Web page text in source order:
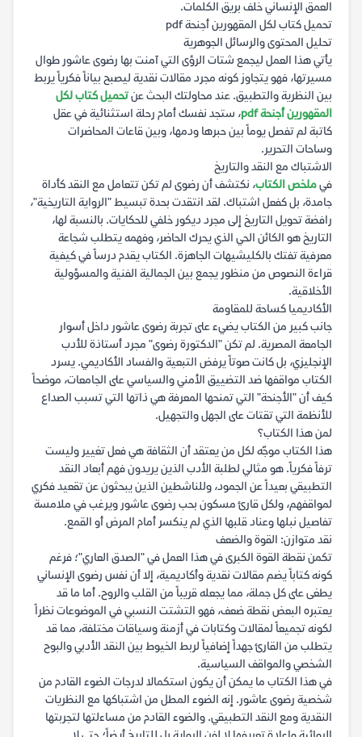
العمق الإنساني خلف بريق الكلمات.
تحميل كتاب لكل المقهورين أجنحة pdf
تحليل المحتوى والرسائل الجوهرية
يأتي هذا العمل ليجمع شتات الرؤى التي آمنت بها رضوى عاشور طوال
مسيرتها، فهو يتجاوز كونه مجرد مقالات نقدية ليصبح بياناً فكرياً يربط
بين النظرية والتطبيق. عند محاولتك البحث عنتحميل كتاب لكل
المقهورين أجنحة pdf
، ستجد نفسك أمام رحلة استثنائية في عقل
كاتبة لم تفصل يوماً بين حبرها ودمها، وبين قاعات المحاضرات
وساحات التحرير.
الاشتباك مع النقد والتاريخ
فيملخص الكتاب، نكتشف أن رضوى لم تكن تتعامل مع النقد كأداة
جامدة، بل كفعل اشتباك. لقد انتقدت بحدة تبسيط "الرواية التاريخية"،
رافضة تحويل التاريخ إلى مجرد ديكور خلفي للحكايات. بالنسبة لها،
التاريخ هو الكائن الحي الذي يحرك الحاضر، وفهمه يتطلب شجاعة
معرفية تفتك بالكليشيهات الجاهزة. الكتاب يقدم درساً في كيفية
قراءة النصوص من منظور يجمع بين الجمالية الفنية والمسؤولية
الأخلاقية.
الأكاديميا كساحة للمقاومة
جانب كبير من الكتاب يضيء على تجربة رضوى عاشور داخل أسوار
الجامعة المصرية. لم تكن "الدكتورة رضوى" مجرد أستاذة للأدب
الإنجليزي، بل كانت صوتاً يرفض التبعية والفساد الأكاديمي. يسرد
الكتاب مواقفها ضد التضييق الأمني والسياسي على الجامعات، موضحاً
كيف أن "الأجنحة" التي تمنحها المعرفة هي ذاتها التي تسبب الصداع
للأنظمة التي تقتات على الجهل والتجهيل.
لمن هذا الكتاب؟
هذا الكتاب موجّه لكل من يعتقد أن الثقافة هي فعل تغيير وليست
ترفاً فكرياً. هو مثالي لطلبة الأدب الذين يريدون فهم أبعاد النقد
التطبيقي بعيداً عن الجمود، وللناشطين الذين يبحثون عن تقعيد فكري
لمواقفهم، ولكل قارئ مسكون بحب رضوى عاشور ويرغب في ملامسة
تفاصيل نبلها وعناد قلبها الذي لم ينكسر أمام المرض أو القمع.
نقد متوازن: القوة والضعف
تكمن نقطة القوة الكبرى في هذا العمل في "الصدق العاري"؛ فرغم
كونه كتاباً يضم مقالات نقدية وأكاديمية، إلا أن نفس رضوى الإنساني
يطغى على كل جملة، مما يجعله قريباً من القلب والروح. أما ما قد
يعتبره البعض نقطة ضعف، فهو التشتت النسبي في الموضوعات نظراً
لكونه تجميعاً لمقالات وكتابات في أزمنة وسياقات مختلفة، مما قد
يتطلب من القارئ جهداً إضافياً لربط الخيوط بين النقد الأدبي والبوح
الشخصي والمواقف السياسية.
في هذا الكتاب ما يمكن أن يكون استكمالا لدرجات الضوء القادم من
شخصية رضوى عاشور. إنه الضوء المطل من اشتباكها مع النظريات
النقدية ومع النقد التطبيقي. والضوء القادم من مساءلتها لتجربتها